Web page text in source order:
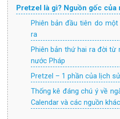
Pretzel là gì? Nguồn gốc của
Phiên bản đầu tiên do
ra
Phiên bản thứ hai ra đời từ
nước Pháp
Pretzel – 1 phần của lịch
Thống kê đáng chú ý về
Calendar và các nguồn